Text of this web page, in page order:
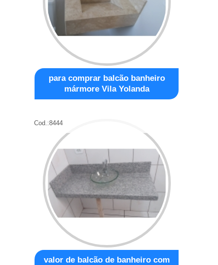
para comprar balcão banheiro
mármore Vila Yolanda
Cod.:8444
valor de balcão de banheiro com